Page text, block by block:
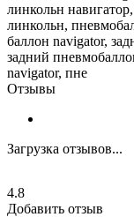
линкольн
линкольн,
баллон navigator,
задний
navigator, пне
Отзывы
Загрузка отзывов...
4.8
Добавить отзыв